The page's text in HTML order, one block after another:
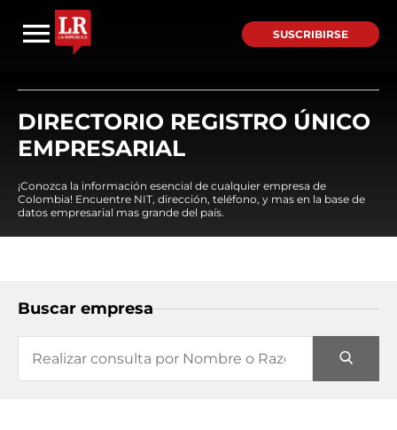
SUSCRIBIRSE
DIRECTORIO REGISTRO ÚNICO
EMPRESARIAL
¡Conozca la información esencial de cualquier empresa de
Colombia! Encuentre NIT, dirección, teléfono, y mas en la base de
datos empresarial mas grande del país.
Buscar empresa